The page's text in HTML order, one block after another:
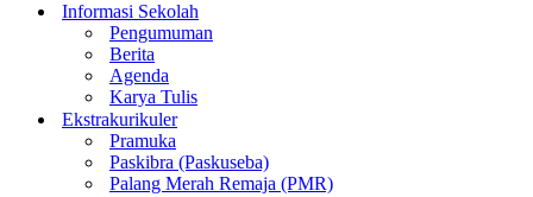
Informasi Sekolah
Pengumuman
Berita
Agenda
Karya Tulis
Ekstrakurikuler
Pramuka
Paskibra (Paskuseba)
Palang Merah Remaja (PMR)